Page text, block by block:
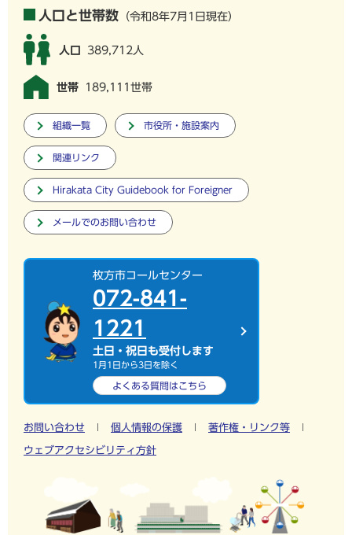
人口と世帯数 （令和8年7月1日現在）
人口 389,712人
世帯 189,111世帯
組織一覧 市役所・施設案内
関連リンク
Hirakata City Guidebook for Foreigner
メールでのお問い合わせ
枚方市コールセンター
072-841-
1221
土日・祝日も受付します
1月1日から3日を除く
よくある質問はこちら
お問い合わせ 個人情報の保護 著作権・リンク等
ウェブアクセシビリティ方針